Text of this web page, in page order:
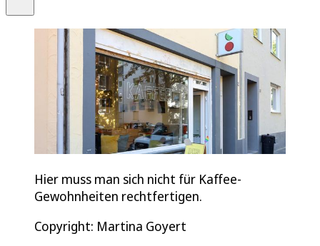
Hier muss man sich nicht für Kaffee-
Gewohnheiten rechtfertigen.
Copyright: Martina Goyert